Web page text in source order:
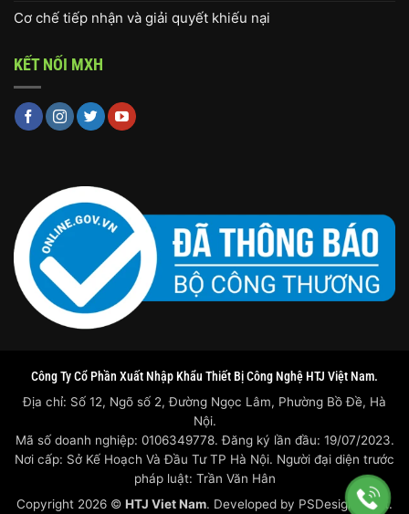
Cơ chế tiếp nhận và giải quyết khiếu nại
KẾT NỐI MXH
Công Ty Cổ Phần Xuất Nhập Khẩu Thiết Bị Công Nghệ HTJ Việt Nam.
Địa chỉ: Số 12, Ngõ số 2, Đường Ngọc Lâm, Phường Bồ Đề, Hà
Nội.
Mã số doanh nghiệp: 0106349778. Đăng ký lần đầu: 19/07/2023.
Nơi cấp: Sở Kế Hoạch Và Đầu Tư TP Hà Nội. Người đại diện trước
pháp luật: Trần Văn Hân
Copyright 2026 © HTJ Viet Nam. Developed by PSDesigner.net.